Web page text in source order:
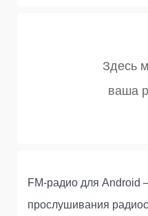
FM-радио для Android
прослушивания